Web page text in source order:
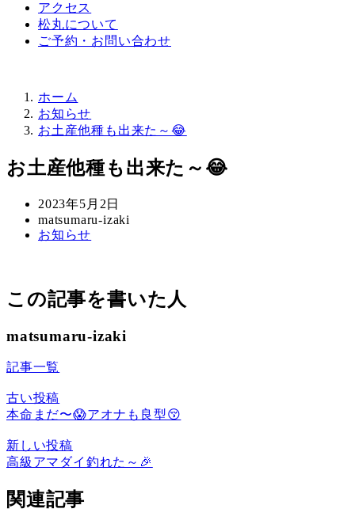
アクセス
松丸について
ご予約・お問い合わせ
ホーム
お知らせ
お土産他種も出来た～😂
お土産他種も出来た～😂
投
稿
日
2023年5月2日
著
者
matsumaru-izaki
カ
ー
お知らせ
この記事を書いた人
matsumaru-izaki
記事一覧
古い投稿
本命まだ〜😱アオナも良型😚
新しい投稿
高級アマダイ釣れた～🎉
関連記事